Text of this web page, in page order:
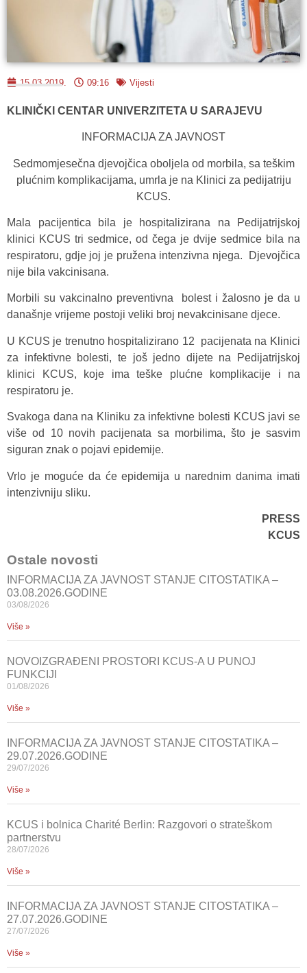
15.03.2019. 09:16 Vijesti
KLINIČKI CENTAR UNIVERZITETA U SARAJEVU
INFORMACIJA ZA JAVNOST
Sedmomjesečna djevojčica oboljela od morbila, sa teškim
plućnim komplikacijama, umrla je na Klinici za pedijatriju
KCUS.
Mala pacijentica bila je hospitalizirana na Pedijatrijskoj
klinici KCUS tri sedmice, od čega je dvije sedmice bila na
respiratoru, gdje joj je pružena intenzivna njega. Djevojčica
nije bila vakcinisana.
Morbili su vakcinalno preventivna bolest i žalosno je da u
današnje vrijeme postoji veliki broj nevakcinisane djece.
U KCUS je trenutno hospitalizirano 12 pacijenata na Klinici
za infektivne bolesti, te još jedno dijete na Pedijatrijskoj
klinici KCUS, koje ima teške plućne komplikacije i na
respiratoru je.
Svakoga dana na Kliniku za infektivne bolesti KCUS javi se
više od 10 novih pacijenata sa morbilima, što je sasvim
siguran znak o pojavi epidemije.
Vrlo je moguće da će epidemija u narednim danima imati
intenzivniju sliku.
PRESS
KCUS
Ostale novosti
INFORMACIJA ZA JAVNOST STANJE CITOSTATIKA –
03.08.2026.GODINE
03/08/2026
Više »
NOVOIZGRAĐENI PROSTORI KCUS-A U PUNOJ
FUNKCIJI
01/08/2026
Više »
INFORMACIJA ZA JAVNOST STANJE CITOSTATIKA –
29.07.2026.GODINE
29/07/2026
Više »
KCUS i bolnica Charité Berlin: Razgovori o strateškom
partnerstvu
28/07/2026
Više »
INFORMACIJA ZA JAVNOST STANJE CITOSTATIKA –
27.07.2026.GODINE
27/07/2026
Više »